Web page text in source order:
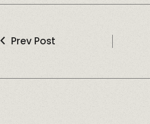
Prev Post